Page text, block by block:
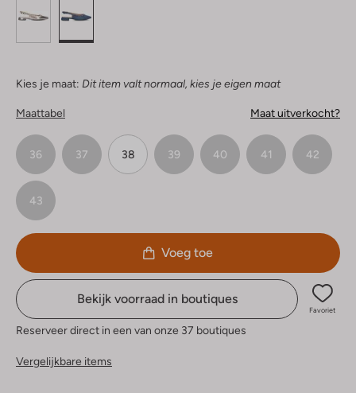
Kies je maat: Dit item valt normaal, kies je eigen maat
Maattabel Maat uitverkocht?
36 37 38 39 40 41 42
43
Voeg toe
Bekijk voorraad in boutiques
Favoriet
Reserveer direct in een van onze 37 boutiques
Vergelijkbare items